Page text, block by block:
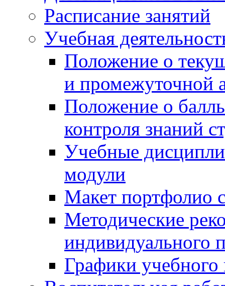
Расписание занятий
Учебная
Положение о
и промежуточной
Положение о
контроля знаний
Учебные
модули
Макет портфолио
Методические
индивидуального
Графики учебного